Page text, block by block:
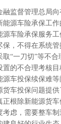
监督管理总局向
能源车险承保工
源车险承保服务
保，不得在系统
“一刀切”等不
置的不合理考核
源车投保续保难
货车投保问题提
正根除新能源货
考虑，需要整车